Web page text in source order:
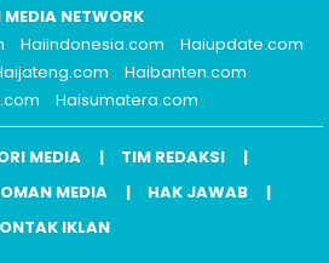
MEDIA NETWORK
Haiindonesia.com
Haiupdate.com
Haibanten.com
Haisumatera.com
MEDIA
TIM REDAKSI
MEDIA
HAK JAWAB
IKLAN